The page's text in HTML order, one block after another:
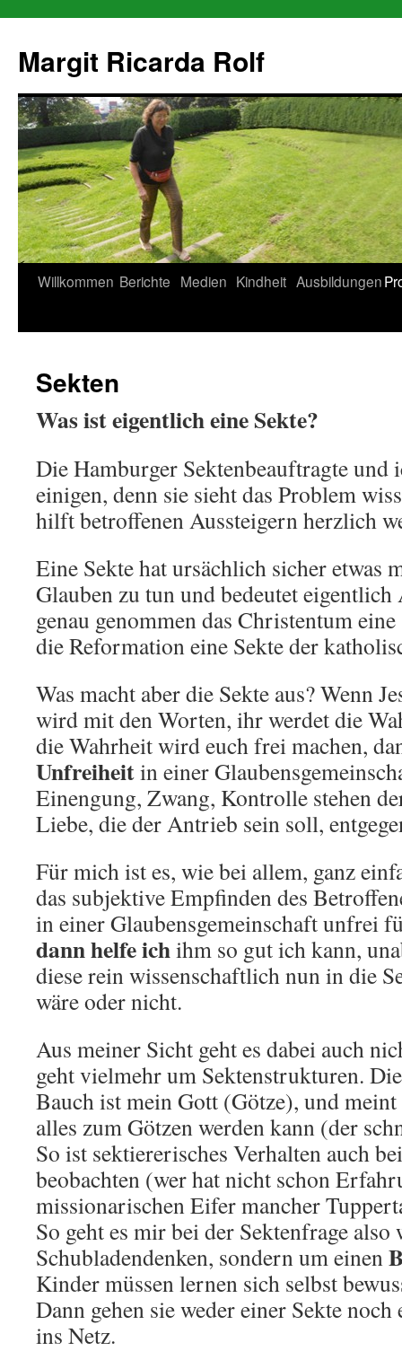
springen
Margit Ricarda Rolf
Willkommen Berichte Medien Kindheit Ausbildungen
Sekten
Was ist eigentlich eine Sekte?
Die Hamburger Sektenbeauftragte und
einigen, denn sie sieht das Problem
hilft betroffenen Aussteigern herzlich
Eine Sekte hat ursächlich sicher etwas
Glauben zu tun und bedeutet
genau genommen das Christentum
die Reformation eine Sekte der
Was macht aber die Sekte aus? Wenn
wird mit den Worten, ihr werdet die
die Wahrheit wird euch frei machen,
Unfreiheitin einer
Einengung, Zwang, Kontrolle stehen
Liebe, die der Antrieb sein soll,
Für mich ist es, wie bei allem, ganz
das subjektive Empfinden des
in einer Glaubensgemeinschaft unfrei
dann helfe ichihm so gut ich kann,
diese rein wissenschaftlich nun in die
wäre oder nicht.
Aus meiner Sicht geht es dabei auch
geht vielmehr um Sektenstrukturen.
Bauch ist mein Gott (Götze), und
alles zum Götzen werden kann (der
So ist sektiererisches Verhalten auch
beobachten (wer hat nicht schon
missionarischen Eifer mancher
So geht es mir bei der Sektenfrage also
Schubladendenken, sondern um einen
Kinder müssen lernen sich selbst
Dann gehen sie weder einer Sekte
ins Netz.